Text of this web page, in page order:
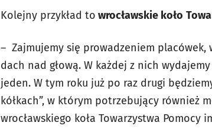
Kolejny przykład to wrocławskie koło
– Zajmujemy się prowadzeniem
dach nad głową. W każdej z nich
jeden. W tym roku już po raz drugi
kółkach”, w którym potrzebujący również
wrocławskiego koła Towarzystwa Pomocy